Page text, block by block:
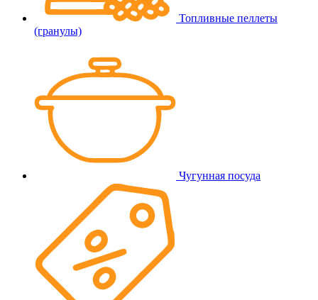
Топливные пеллеты
(гранулы)
Чугунная посуда